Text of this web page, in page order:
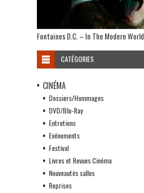
Fontaines D.C. – In The Modern World
CATÉGORIES
CINÉMA
Dossiers/Hommages
DVD/Blu-Ray
Entretiens
Evénements
Festival
Livres et Revues Cinéma
Nouveautés salles
Reprises